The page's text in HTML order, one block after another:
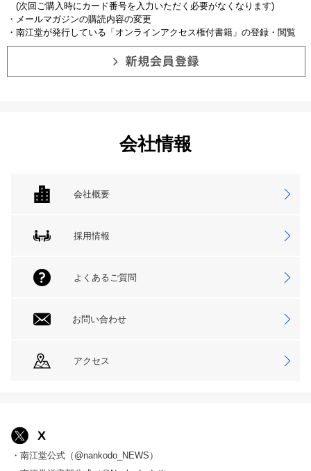
(次回ご購入時にカード番号を入力いただく必要がなくなります)
・メールマガジンの購読内容の変更
・南江堂が発行している「オンラインアクセス権付書籍」の登録・閲覧
会社情報
会社概要
採用情報
よくあるご質問
お問い合わせ
アクセス
X
・南江堂公式（@nankodo_NEWS）